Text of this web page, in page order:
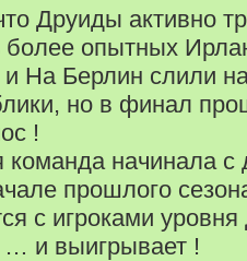
Друиды активно
более опытных
и На Берлин слили
но в финал
!
команда начинала с
прошлого
с игроками
… и выигрывает !